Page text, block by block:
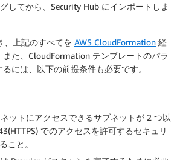
してから、Security Hub にインポートしま
、上記のすべてを AWS CloudFormation 経
た、CloudFormation テンプレートのパラ
には、以下の前提条件も必要です。
ットにアクセスできるサブネットが 2 つ以
でのアクセスを許可するセキュリ
こと。